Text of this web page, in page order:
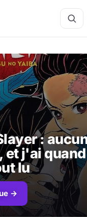
:
et j'ai quand
lu
→